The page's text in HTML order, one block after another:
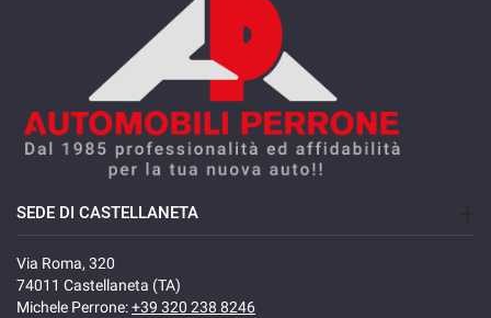
SEDE DI CASTELLANETA
Via Roma, 320
74011 Castellaneta (TA)
Michele Perrone:+39 320 238 8246